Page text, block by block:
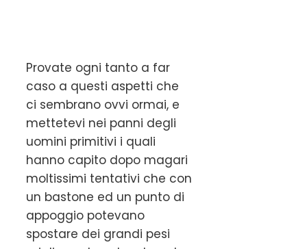
Provate ogni tanto a far
caso a questi aspetti che
ci sembrano ovvi ormai, e
mettetevi nei panni degli
uomini primitivi i quali
hanno capito dopo magari
moltissimi tentativi che con
un bastone ed un punto di
appoggio potevano
spostare dei grandi pesi